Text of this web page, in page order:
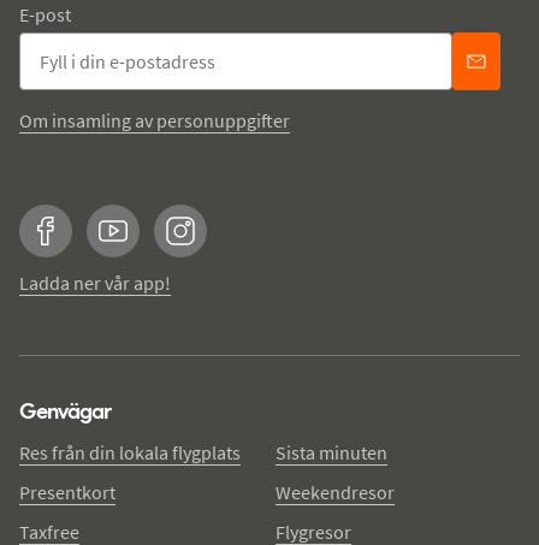
E-post
Om insamling av personuppgifter
FacebookYouTubeInstagram
Ladda ner vår app!
Genvägar
Res från din lokala flygplats
Presentkort
Taxfree
Sista minuten
Weekendresor
Flygresor